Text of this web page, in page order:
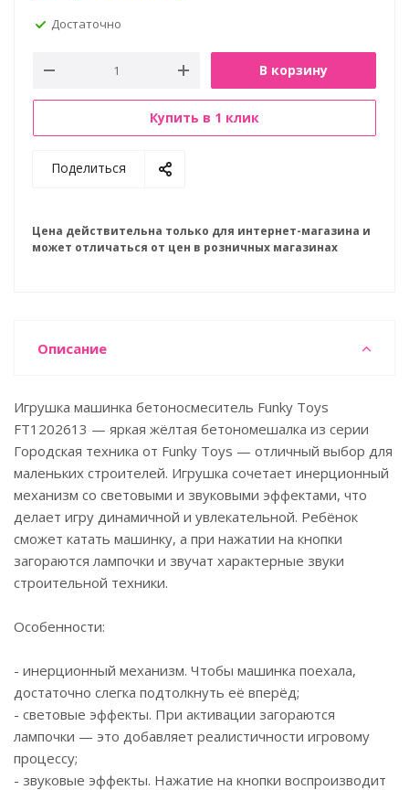
Достаточно
В корзину
Купить в 1 клик
Поделиться
Цена действительна только для интернет-магазина и
может отличаться от цен в розничных магазинах
Описание
Игрушка машинка бетоносмеситель Funky Toys
FT1202613 — яркая жёлтая бетономешалка из серии
Городская техника от Funky Toys — отличный выбор для
маленьких строителей. Игрушка сочетает инерционный
механизм со световыми и звуковыми эффектами, что
делает игру динамичной и увлекательной. Ребёнок
сможет катать машинку, а при нажатии на кнопки
загораются лампочки и звучат характерные звуки
строительной техники.
Особенности:
- инерционный механизм. Чтобы машинка поехала,
достаточно слегка подтолкнуть её вперёд;
- световые эффекты. При активации загораются
лампочки — это добавляет реалистичности игровому
процессу;
- звуковые эффекты. Нажатие на кнопки воспроизводит